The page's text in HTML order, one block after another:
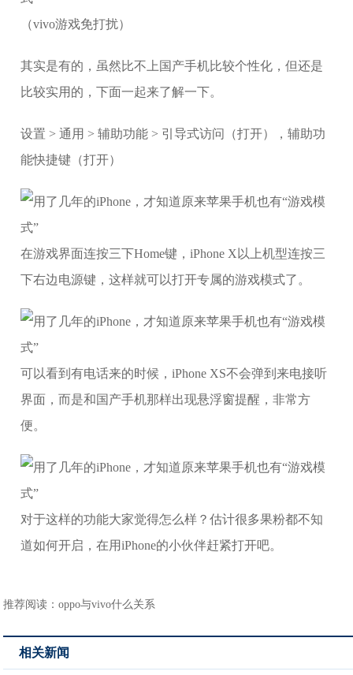
（vivo游戏免打扰）
其实是有的，虽然比不上国产手机比较个性化，但还是
比较实用的，下面一起来了解一下。
设置 > 通用 > 辅助功能 > 引导式访问（打开），辅助功
能快捷键（打开）
在游戏界面连按三下Home键，iPhone X以上机型连按三
下右边电源键，这样就可以打开专属的游戏模式了。
可以看到有电话来的时候，iPhone XS不会弹到来电接听
界面，而是和国产手机那样出现悬浮窗提醒，非常方
便。
对于这样的功能大家觉得怎么样？估计很多果粉都不知
道如何开启，在用iPhone的小伙伴赶紧打开吧。
推荐阅读：oppo与vivo什么关系
相关新闻